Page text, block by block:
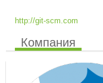
http://git-scm.com
Компания